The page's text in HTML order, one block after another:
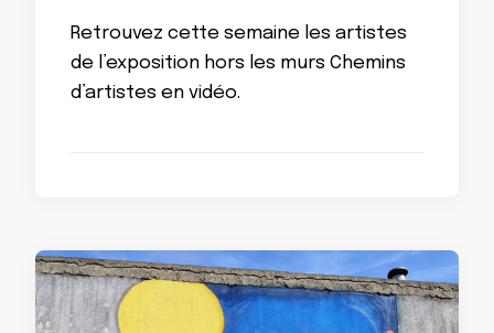
Retrouvez cette semaine les artistes
de l’exposition hors les murs Chemins
d’artistes en vidéo.